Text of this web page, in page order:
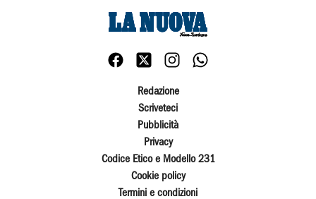
Redazione
Scriveteci
Pubblicità
Privacy
Codice Etico e Modello 231
Cookie policy
Termini e condizioni